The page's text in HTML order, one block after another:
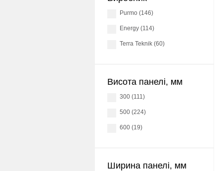
Purmo (146)
Energy (114)
Terra Teknik (60)
Висота панелі, мм
300 (111)
500 (224)
600 (19)
Ширина панелі, мм